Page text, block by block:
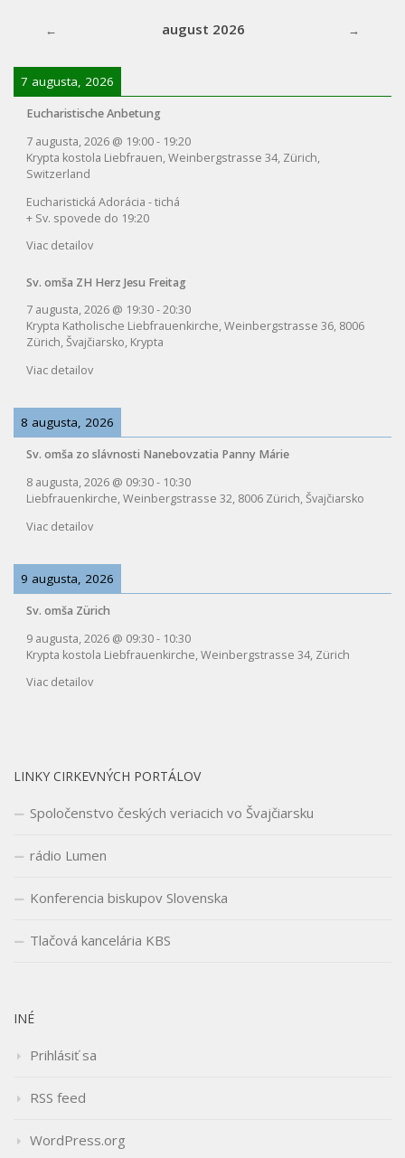
august 2026
7 augusta, 2026
Eucharistische Anbetung
7 augusta, 2026 @ 19:00- 19:20
Krypta kostola Liebfrauen, Weinbergstrasse 34, Zürich,
Switzerland
Eucharistická Adorácia - tichá
+ Sv. spovede do 19:20
Viac detailov
Sv. omša ZH Herz Jesu Freitag
7 augusta, 2026 @ 19:30-20:30
Krypta Katholische Liebfrauenkirche, Weinbergstrasse 36, 8006
Zürich, Švajčiarsko, Krypta
Viac detailov
8 augusta, 2026
Sv. omša zo slávnosti Nanebovzatia Panny Márie
8 augusta, 2026 @ 09:30- 10:30
Liebfrauenkirche, Weinbergstrasse 32, 8006 Zürich, Švajčiarsko
Viac detailov
9 augusta, 2026
Sv. omša Zürich
9 augusta, 2026 @ 09:30- 10:30
Krypta kostola Liebfrauenkirche, Weinbergstrasse 34, Zürich
Viac detailov
LINKY CIRKEVNÝCH PORTÁLOV
Spoločenstvo českých veriacich vo Švajčiarsku
rádio Lumen
Konferencia biskupov Slovenska
Tlačová kancelária KBS
INÉ
Prihlásiť sa
RSS feed
WordPress.org